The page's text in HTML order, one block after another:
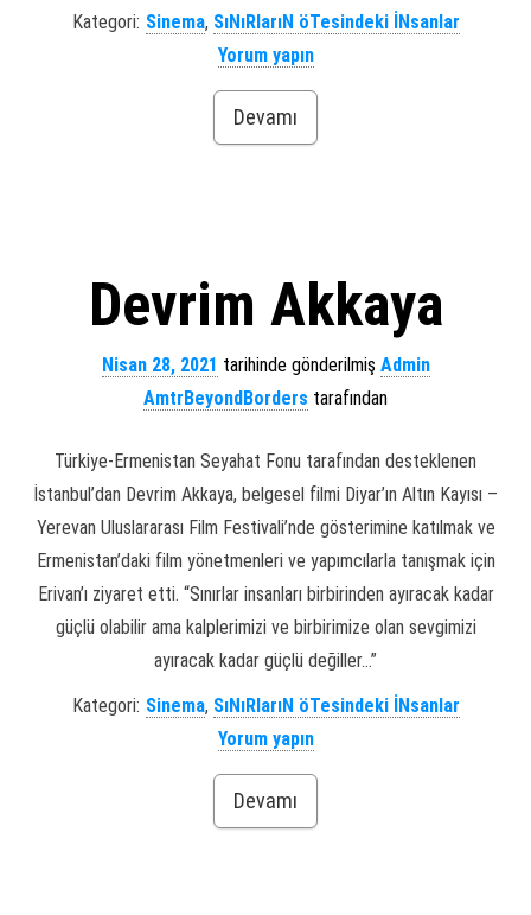
Kategori: Sinema, SıNıRlarıN öTesindeki İNsanlar
Yorum yapın
Devamı
Devrim Akkaya
Nisan 28, 2021 tarihinde gönderilmiş Admin
AmtrBeyondBorders tarafından
Türkiye-Ermenistan Seyahat Fonu tarafından desteklenen
İstanbul’dan Devrim Akkaya, belgesel filmi Diyar’ın Altın Kayısı –
Yerevan Uluslararası Film Festivali’nde gösterimine katılmak ve
Ermenistan’daki film yönetmenleri ve yapımcılarla tanışmak için
Erivan’ı ziyaret etti. “Sınırlar insanları birbirinden ayıracak kadar
güçlü olabilir ama kalplerimizi ve birbirimize olan sevgimizi
ayıracak kadar güçlü değiller…”
Kategori: Sinema, SıNıRlarıN öTesindeki İNsanlar
Yorum yapın
Devamı